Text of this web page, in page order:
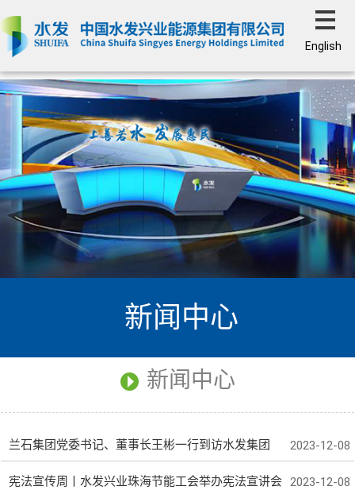
English
新闻中心
新闻中心
兰石集团党委书记、董事长王彬一行到访水发集团 2023-12-08
宪法宣传周丨水发兴业珠海节能工会举办宪法宣讲会 2023-12-08